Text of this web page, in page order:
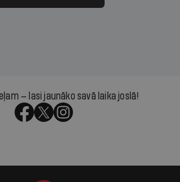
— lasi jaunāko savā laika joslā!